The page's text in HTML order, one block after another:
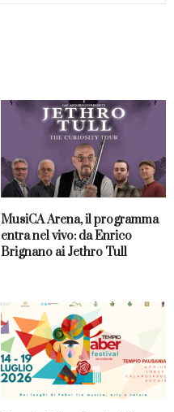
MusiCA Arena, il programma
entra nel vivo: da Enrico
Brignano ai Jethro Tull